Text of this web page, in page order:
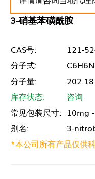
3-硝基苯磺酰胺
CAS号:
121-
分子式:
分子量:
202.18
库存状态:
咨询
常见包装尺寸: 10mg
别名:
3-
*本公司所有产品仅供科